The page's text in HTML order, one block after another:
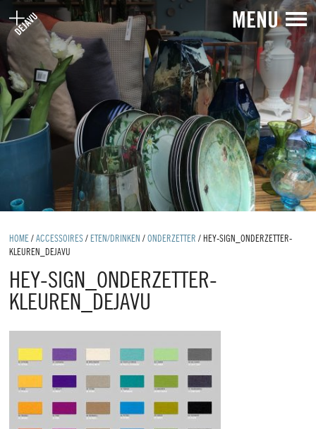
MENU
HOME /ACCESSOIRES / ETEN/DRINKEN /ONDERZETTER / HEY-SIGN_ONDERZETTER-
KLEUREN_DEJAVU
HEY-SIGN_ONDERZETTER-
KLEUREN_DEJAVU